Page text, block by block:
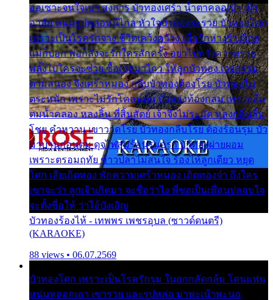
ออเซาะจนใจเบา สงสาร บัวทองเศร้า น้ำตาคลอเบ้า เฝ้า
อาลัย หนุ่มรูปหล่อหนีไกล หัวใจบัวทองระรวย บัวทองโศก
เพราะเป็นโรครักจาง ชีวิตเคว้งคว้าง เมื่อรักห่างร้างไกล
แม่ก็บอก พ่อก็สั่งจะรักใครสักครั้ง อย่าไปหวังความรวย
พลั้งไปใครจะช่วย ซื้อเปลมาไกว ให้ลูกบัวทอง เวรกรรม
ตามสนอง จึงเศร้าหมอง กลีบบัวทองต้องโรย บัวทองไม่
ตระหนัก เพราะไม่รักโคลนตม บัวทองท้องกลม เพราะลืม
ตมน้ำคลอง หลงลิ้น ที่สิ้นสัตย์ เจ้าจึงไม่ระมัด หลงกลิ่นลิ้น
โชย คำหวาน เขาวาดโรย บัวทองกลีบโรย ต้องร้อนรุม บัว
มาบานก่อนตูม ดุจไฟสุมร้อนรุมอุรา บัวทองผ่ายผอม
เพราะตรอมฤทัย ข้าวปลาไม่สนใจ ร้องไห้ลูกเดียว หยุด
โศก เสียเถิดทอง พักความเศร้าหมอง เถิดทองจ๋า ถึงใคร
เขาจะว่า ลูกเจ้าเกิดมา จะชื่อว่าไง พี่ขอเป็นเพื่อนปลอบใจ
จะตั้งชื่อให้ ว่าไอ้บังเอิญ
บัวทองร้องไห้ - เทพพร เพชรอุบล (ซาวด์ดนตรี)
(KARAOKE)
88 views • 06.07.2569
บัวทองโศก เพราะเป็นโรครักรุม ในอกกลัดกลุ้ม โดนแฟน
หนุ่มหลอกเอา เขารวย และรูปหล่อ มาพะเน้าพะนอ